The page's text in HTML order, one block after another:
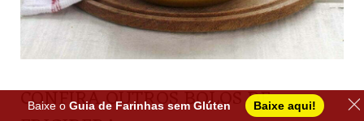
CONFIRA OUTROS BOLOS DE
Baixe o Guia de Farinhas sem Glúten Baixe aqui!